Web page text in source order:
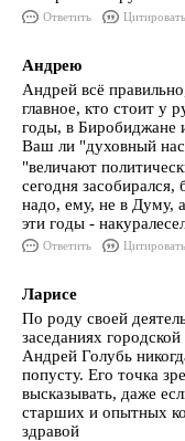
Ответить Цитировать
Андрею
Андрей всё
главное, кто стоит у
годы, в Биробиджане
Ваш ли "духовный
"величают
сегодня
надо, ему, не в Думу,
эти годы -
Ответить Цитировать
Ларисе
По роду своей
заседаниях
Андрей Голубь
попусту. Его точка
высказывать, даже
старших и опытных
здравой